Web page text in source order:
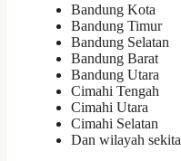
Bandung Kota
Bandung Timur
Bandung Selatan
Bandung Barat
Bandung Utara
Cimahi Tengah
Cimahi Utara
Cimahi Selatan
Dan wilayah